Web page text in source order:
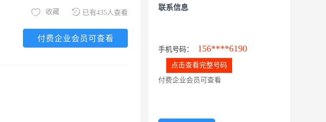
已有435人查看
收藏
付费企业会员可查看
联系信息
手机号码： 156****6190
点击查看完整号码
付费企业会员可查看